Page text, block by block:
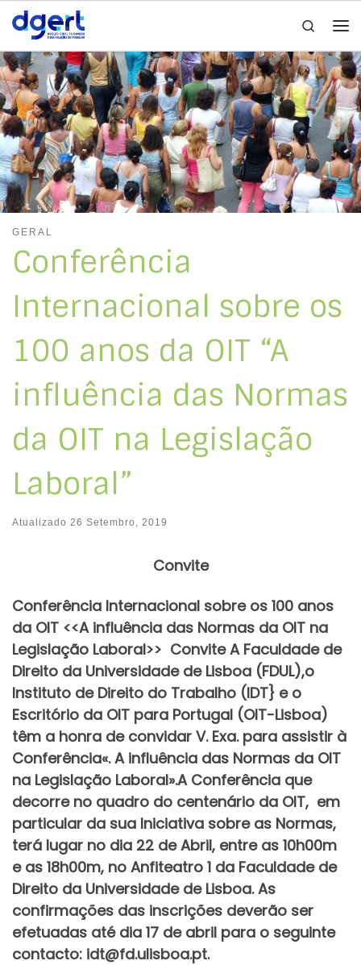
Skip to content
Search
GERAL
Conferência
Internacional sobre os
100 anos da OIT “A
influência das Normas
da OIT na Legislação
Laboral”
Atualizado 26 Setembro, 2019
Convite
Conferência Internacional sobre os 100 anos
da OIT <<A influência das Normas da OIT na
Legislação Laboral>> Convite A Faculdade de
Direito da Universidade de Lisboa (FDUL),o
Instituto de Direito do Trabalho (IDT} e o
Escritório da OIT para Portugal (OIT-Lisboa)
têm a honra de convidar V. Exa. para assistir à
Conferência«. A influência das Normas da OIT
na Legislação Laboral».A Conferência que
decorre no quadro do centenário da OIT, em
particular da sua Iniciativa sobre as Normas,
terá lugar no dia 22 de Abril, entre as 10h00m
e as 18h00m, no Anfiteatro 1 da Faculdade de
Direito da Universidade de Lisboa. As
confirmações das inscrições deverão ser
efetuadas até dia 17 de abril para o seguinte
contacto: idt@fd.ulisboa.pt.